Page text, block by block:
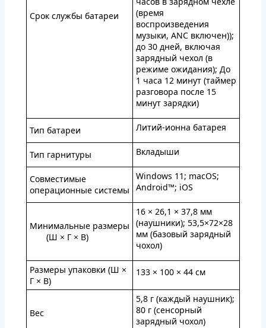
Срок службы батареи
(время
воспроизведения
музыки, ANC включен));
до 30 дней, включая
зарядный чехол (в
режиме ожидания); До
1 часа 12 минут (таймер
разговора после 15
минут зарядки)
Тип батареи Литий-ионна батарея
Тип гарнитуры Вкладыши
Совместимые
операционные системы
Windows 11; macOS;
Android™; iOS
Минимальные размеры
(Ш × Г × В)
16 × 26,1 × 37,8 мм
(наушники); 53,5×72×28
мм (базовый зарядный
чохол)
Размеры упаковки (Ш ×
Г × В)
133 × 100 × 44 см
Вес
5,8 г (каждый наушник);
80 г (сенсорный
зарядный чохол)